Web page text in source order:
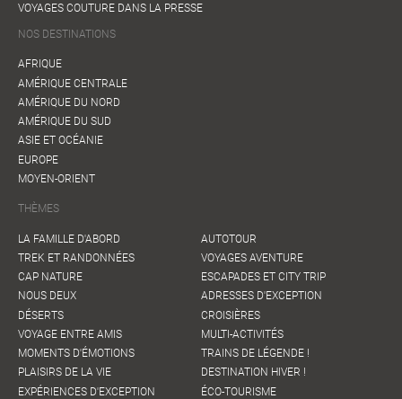
VOYAGES COUTURE DANS LA PRESSE
NOS DESTINATIONS
AFRIQUE
AMÉRIQUE CENTRALE
AMÉRIQUE DU NORD
AMÉRIQUE DU SUD
ASIE ET OCÉANIE
EUROPE
MOYEN-ORIENT
THÈMES
LA FAMILLE D'ABORD
TREK ET RANDONNÉES
CAP NATURE
NOUS DEUX
DÉSERTS
VOYAGE ENTRE AMIS
MOMENTS D'ÉMOTIONS
PLAISIRS DE LA VIE
EXPÉRIENCES D'EXCEPTION
AUTOTOUR
VOYAGES AVENTURE
ESCAPADES ET CITY TRIP
ADRESSES D'EXCEPTION
CROISIÈRES
MULTI-ACTIVITÉS
TRAINS DE LÉGENDE !
DESTINATION HIVER !
ÉCO-TOURISME